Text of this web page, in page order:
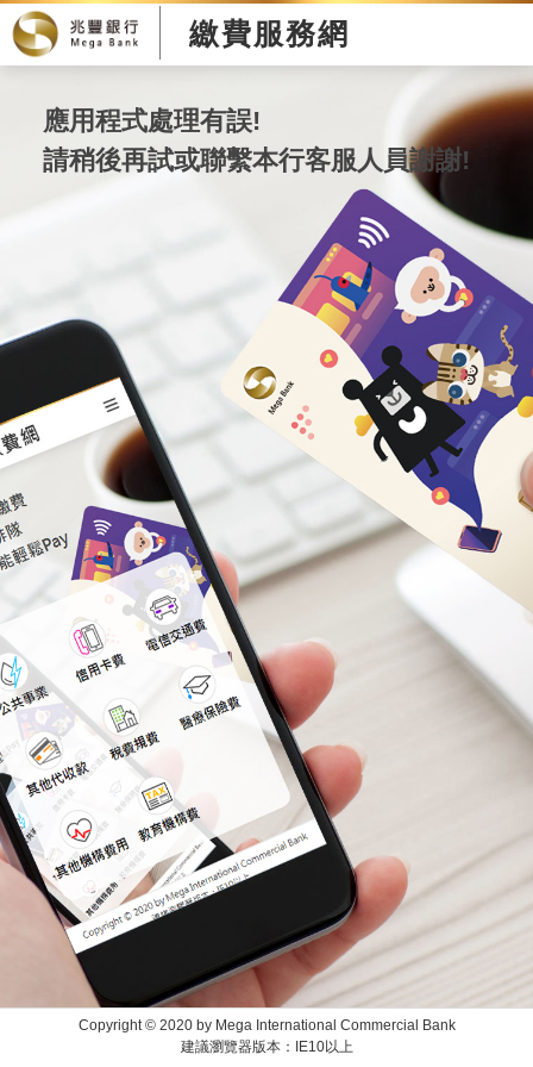
繳費服務網
應用程式處理有誤!
請稍後再試或聯繫本行客服人員謝謝!
Copyright © 2020 by Mega International Commercial Bank
建議瀏覽器版本：IE10以上